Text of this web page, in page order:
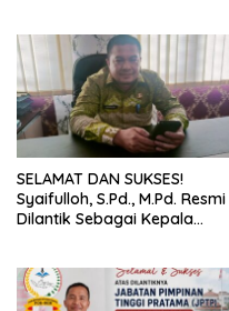
SELAMAT DAN SUKSES!
Syaifulloh, S.Pd., M.Pd. Resmi
Dilantik Sebagai Kepala